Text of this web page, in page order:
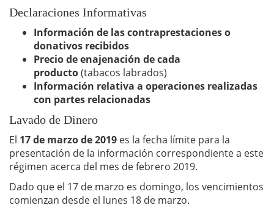
Declaraciones Informativas
Información de las contraprestaciones o
donativos recibidos
Precio de enajenación de cada
producto(tabacos labrados)
Información relativa a operaciones realizadas
con partes relacionadas
Lavado de Dinero
El 17 de marzo de 2019 es la fecha límite para la
presentación de la información correspondiente a este
régimen acerca del mes de febrero 2019.
Dado que el 17 de marzo es domingo, los vencimientos
comienzan desde el lunes 18 de marzo.